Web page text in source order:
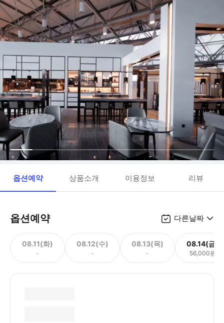
옵션예약 상품소개 이용정보 리뷰
옵션예약 다른날짜
08.11(화)
-
08.12(수)
-
08.13(목)
-
08.14(금)
56,000원